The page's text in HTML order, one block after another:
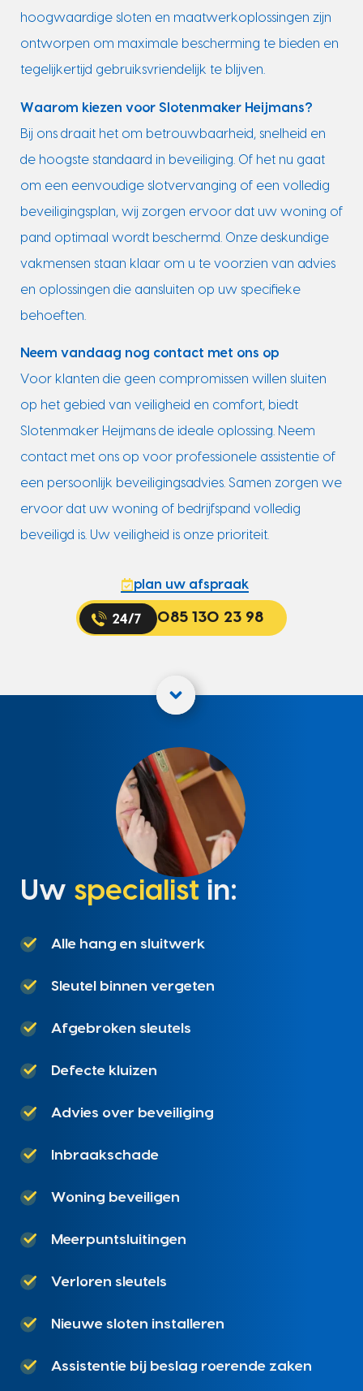
hoogwaardige sloten en maatwerkoplossingen zijn
ontworpen om maximale bescherming te bieden en
tegelijkertijd gebruiksvriendelijk te blijven.
Waarom kiezen voor Slotenmaker Heijmans?
Bij ons draait het om betrouwbaarheid, snelheid en
de hoogste standaard in beveiliging. Of het nu gaat
om een eenvoudige slotvervanging of een volledig
beveiligingsplan, wij zorgen ervoor dat uw woning of
pand optimaal wordt beschermd. Onze deskundige
vakmensen staan klaar om u te voorzien van advies
en oplossingen die aansluiten op uw specifieke
behoeften.
Neem vandaag nog contact met ons op
Voor klanten die geen compromissen willen sluiten
op het gebied van veiligheid en comfort, biedt
Slotenmaker Heijmans de ideale oplossing. Neem
contact met ons op voor professionele assistentie of
een persoonlijk beveiligingsadvies. Samen zorgen we
ervoor dat uw woning of bedrijfspand volledig
beveiligd is. Uw veiligheid is onze prioriteit.
plan uw afspraak
085 130 23 98
Uw specialist in:
Alle hang en sluitwerk
Sleutel binnen vergeten
Afgebroken sleutels
Defecte kluizen
Advies over beveiliging
Inbraakschade
Woning beveiligen
Meerpuntsluitingen
Verloren sleutels
Nieuwe sloten installeren
Assistentie bij beslag roerende zaken